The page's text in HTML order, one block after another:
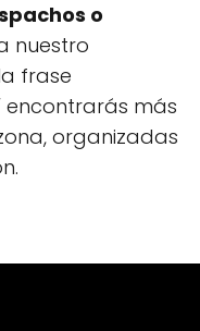
o
nuestro
frase
encontrarás más
organizadas